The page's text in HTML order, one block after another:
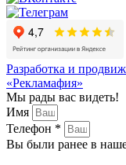
Разработка и
«Рекламафия»
Мы рады вас видеть!
Имя
Телефон *
Вы были ранее в